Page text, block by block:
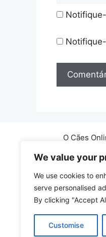
We value your
We use cookies to
serve personalised
By clicking "Accept
Customise
O Cães
As